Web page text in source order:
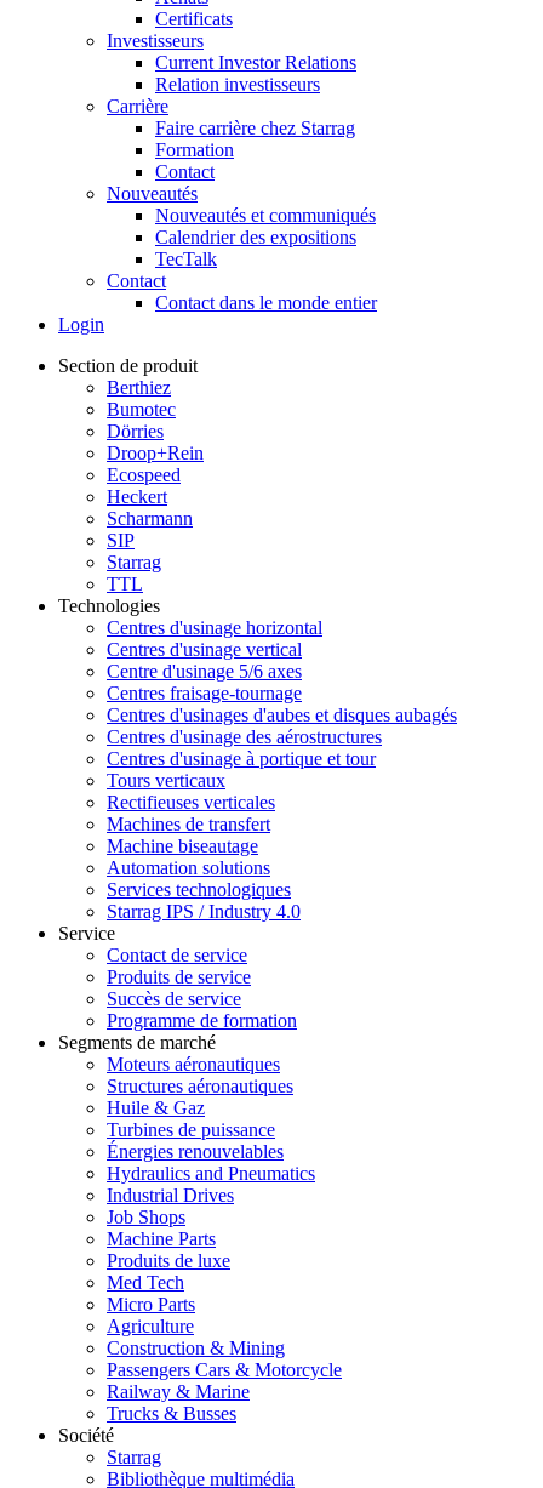
Certificats
Investisseurs
Current Investor Relations
Relation investisseurs
Carrière
Faire carrière chez Starrag
Formation
Contact
Nouveautés
Nouveautés et communiqués
Calendrier des expositions
TecTalk
Contact
Contact dans le monde entier
Login
Section de produit
Berthiez
Bumotec
Dörries
Droop+Rein
Ecospeed
Heckert
Scharmann
SIP
Starrag
TTL
Technologies
Centres d'usinage horizontal
Centres d'usinage vertical
Centre d'usinage 5/6 axes
Centres fraisage-tournage
Centres d'usinages d'aubes et disques aubagés
Centres d'usinage des aérostructures
Centres d'usinage à portique et tour
Tours verticaux
Rectifieuses verticales
Machines de transfert
Machine biseautage
Automation solutions
Services technologiques
Starrag IPS / Industry 4.0
Service
Contact de service
Produits de service
Succès de service
Programme de formation
Segments de marché
Moteurs aéronautiques
Structures aéronautiques
Huile & Gaz
Turbines de puissance
Énergies renouvelables
Hydraulics and Pneumatics
Industrial Drives
Job Shops
Machine Parts
Produits de luxe
Med Tech
Micro Parts
Agriculture
Construction & Mining
Passengers Cars & Motorcycle
Railway & Marine
Trucks & Busses
Société
Starrag
Bibliothèque multimédia